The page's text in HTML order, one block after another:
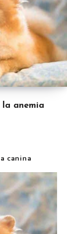
anemia
canina